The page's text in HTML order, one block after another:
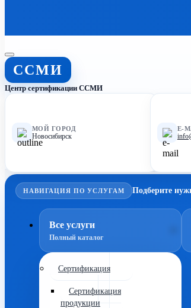
ССМИ
Центр сертификации ССМИ
МОЙ ГОРОД
Новосибирск
E-
НАВИГАЦИЯ ПО УСЛУГАМ Подберите
Все услуги
Полный каталог
Сертификация
Сертификация
продукции